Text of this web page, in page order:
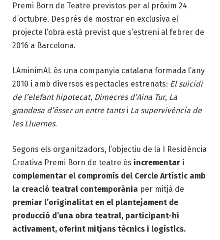
Premi Born de Teatre previstos per al pròxim 24
d’octubre. Després de mostrar en exclusiva el
projecte l’obra està previst que s’estreni al febrer de
2016 a Barcelona.
LAminimAL és una companyia catalana formada l’any
2010 i amb diversos espectacles estrenats: El suïcidi
de l’elefant hipotecat, Dimecres d’Aina Tur, La
grandesa d’ésser un entre tantsi La supervivència de
les Lluernes.
Segons els organitzadors, l’objectiu de la I Residència
Creativa Premi Born de teatre és incrementar i
complementar el compromís del Cercle Artístic amb
la creació teatral contemporània per mitjà de
premiar l’originalitat en el plantejament de
producció d’una obra teatral, participant-hi
activament, oferint mitjans tècnics i logístics.